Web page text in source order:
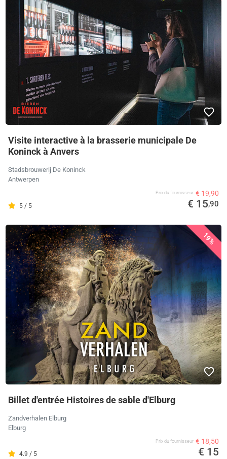
Visite interactive à la brasserie municipale De
Koninck à Anvers
Stadsbrouwerij De Koninck
Antwerpen
5 / 5
Prix ​​du fournisseur € 19,90
€ 15,90
19%
Billet d'entrée Histoires de sable d'Elburg
Zandverhalen Elburg
Elburg
4.9 / 5
Prix ​​du fournisseur € 18,50
€ 15